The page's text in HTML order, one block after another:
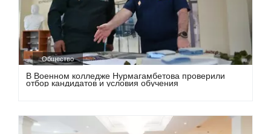
Общество
В Военном колледже Нурмагамбетова проверили
отбор кандидатов и условия обучения